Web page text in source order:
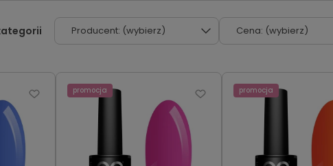
Producent: (wybierz) Cena: (wybierz)
promocja promocja